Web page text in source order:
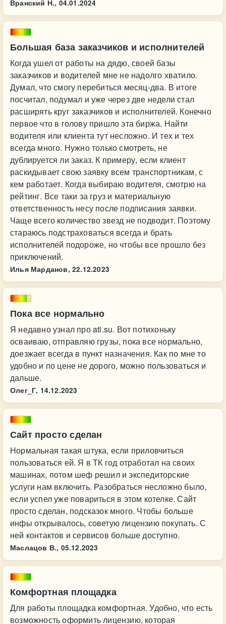
Вранский Н., 04.01.2024
Большая база заказчиков и исполнителей
Когда ушел от работы на дядю, своей базы
заказчиков и водителей мне не надолго хватило.
Думал, что смогу перебиться месяц-два. В итоге
посчитал, подумал и уже через две недели стал
расширять круг заказчиков и исполнителей. Конечно
первое что в голову пришло эта биржа. Найти
водителя или клиента тут несложно. И тех и тех
всегда много. Нужно только смотреть, не
дублируется ли заказ. К примеру, если клиент
раскидывает свою заявку всем транспортникам, с
кем работает. Когда выбираю водителя, смотрю на
рейтинг. Все таки за груз и материальную
ответственность несу после подписания заявки.
Чаще всего количество звезд не подводит. Поэтому
стараюсь подстраховаться всегда и брать
исполнителей подороже, но чтобы все прошло без
приключений.
Илья Марданов, 22.12.2023
Пока все нормально
Я недавно узнал про ati.su. Вот потихоньку
осваиваю, отправляю грузы, пока все нормально,
доезжает всегда в пункт назначения. Как по мне то
удобно и по цене не дорого, можно пользоваться и
дальше.
Олег_Г, 14.12.2023
Сайт просто сделан
Нормальная такая штука, если приловчиться
пользоваться ей. Я в ТК год отработал на своих
машинах, потом шеф решил и экспедиторские
услуги нам включить. Разобраться несложно было,
если успел уже повариться в этом котелке. Сайт
просто сделан, подсказок много. Чтобы больше
инфы открывалось, советую лицензию покупать. С
ней контактов и сервисов больше доступно.
Маслацов В., 05.12.2023
Комфортная площадка
Для работы площадка комфортная. Удобно, что есть
возможность оформить лицензию, которая